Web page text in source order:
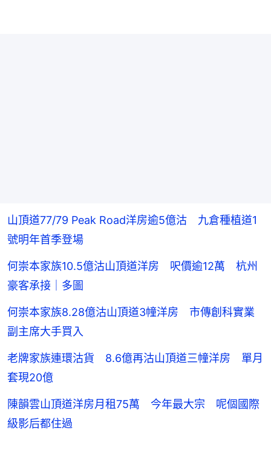
山頂道77/79 Peak Road洋房逾5億沽 九倉種植道1
號明年首季登場
何崇本家族10.5億沽山頂道洋房 呎價逾12萬 杭州
豪客承接｜多圖
何崇本家族8.28億沽山頂道3幢洋房 市傳創科實業
副主席大手買入
老牌家族連環沽貨 8.6億再沽山頂道三幢洋房 單月
套現20億
陳韻雲山頂道洋房月租75萬 今年最大宗 呢個國際
級影后都住過